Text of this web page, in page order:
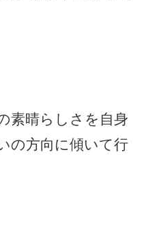
素晴らしさを自身
の方向に傾いて行